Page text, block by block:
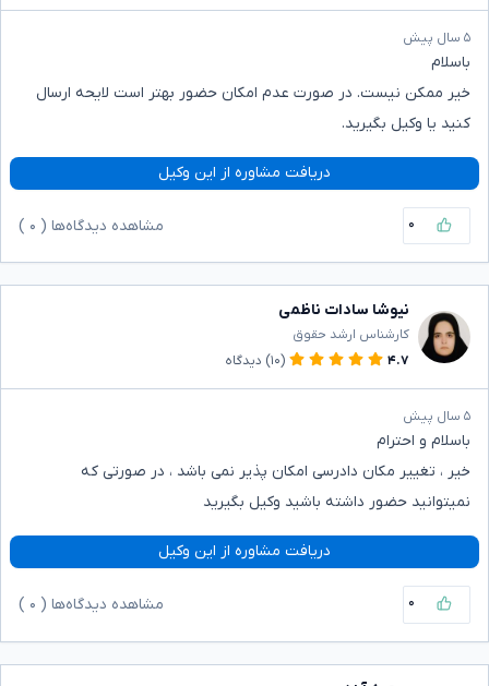
۵ سال پیش
باسلام
خیر ممکن نیست. در صورت عدم امکان حضور بهتر است لایحه ارسال
کنید یا وکیل بگیرید.
دریافت مشاوره از این وکیل
۰ مشاهده دیدگاه‌ها ( ۰
نیوشا سادات ناظمی
کارشناس ارشد حقوق
۴.۷
(۱۰) دیدگاه
۵ سال پیش
باسلام و احترام
خیر ، تغییر مکان دادرسی امکان پذیر نمی باشد ، در صورتی که
نمیتوانید حضور داشته باشید وکیل بگیرید
دریافت مشاوره از این وکیل
۰ مشاهده دیدگاه‌ها ( ۰